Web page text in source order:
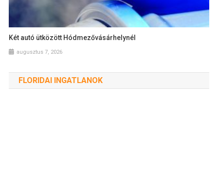
Két autó ütközött Hódmezővásárhelynél
augusztus 7, 2026
FLORIDAI INGATLANOK